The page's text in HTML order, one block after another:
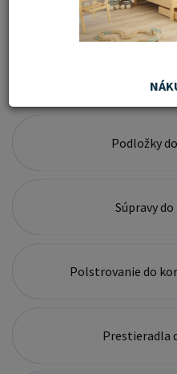
Detské
Tašky na
Podložky
Súpravy
Polstrovanie do
Prestieradla